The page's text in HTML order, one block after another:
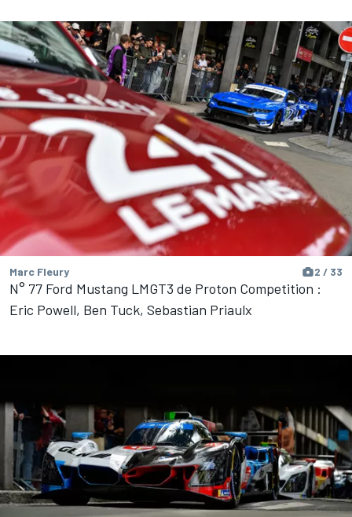
Marc Fleury 2 / 33
N° 77 Ford Mustang LMGT3 de Proton Competition :
Eric Powell, Ben Tuck, Sebastian Priaulx